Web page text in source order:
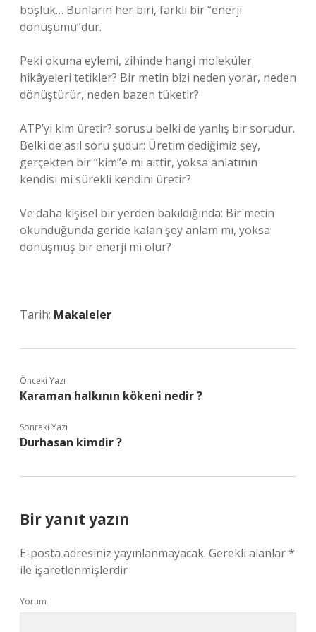
boşluk… Bunların her biri, farklı bir “enerji
dönüşümü”dür.
Peki okuma eylemi, zihinde hangi moleküler
hikâyeleri tetikler? Bir metin bizi neden yorar, neden
dönüştürür, neden bazen tüketir?
ATP’yi kim üretir? sorusu belki de yanlış bir sorudur.
Belki de asıl soru şudur: Üretim dediğimiz şey,
gerçekten bir “kim”e mi aittir, yoksa anlatının
kendisi mi sürekli kendini üretir?
Ve daha kişisel bir yerden bakıldığında: Bir metin
okunduğunda geride kalan şey anlam mı, yoksa
dönüşmüş bir enerji mi olur?
Tarih: Makaleler
Önceki Yazı
Karaman halkının kökeni nedir ?
Sonraki Yazı
Durhasan kimdir ?
Bir yanıt yazın
E-posta adresiniz yayınlanmayacak. Gerekli alanlar*
ile işaretlenmişlerdir
Yorum